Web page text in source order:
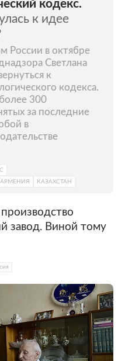
кодекс.
к идее
России в октябре
Светлана
к
кодекса.
300
за последние
в
АРМЕНИЯ КАЗАХСТАН
завод. Виной тому